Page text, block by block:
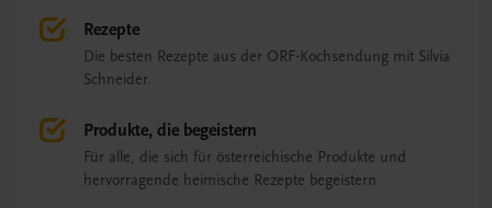
Rezepte
Die besten Rezepte aus der ORF-Kochsendung mit Silvia
Schneider.
Produkte, die begeistern
Für alle, die sich für österreichische Produkte und
hervorragende heimische Rezepte begeistern